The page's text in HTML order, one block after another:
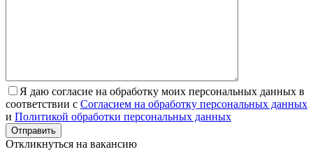
Я даю согласие на обработку моих персональных данных в
соответствии с Согласием на обработку персональных данных
и Политикой обработки персональных данных
Отправить
Откликнуться на вакансию